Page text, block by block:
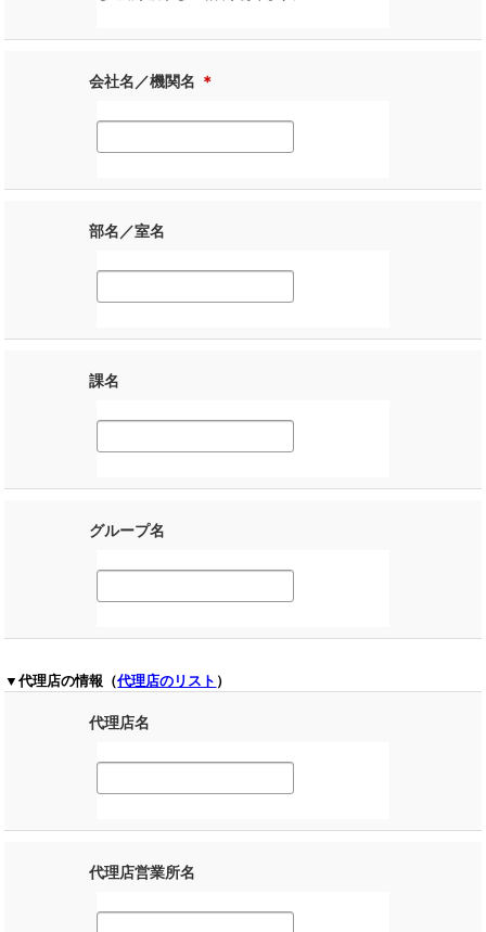
会社名／機関名 ＊
部名／室名
課名
グループ名
▼代理店の情報（代理店のリスト ）
代理店名
代理店営業所名